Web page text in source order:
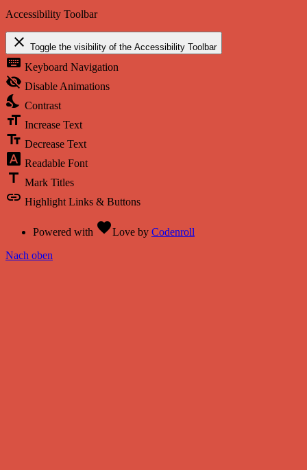
Accessibility Toolbar
close Toggle the visibility of the Accessibility Toolbar
keyboard Keyboard Navigation
visibility_off Disable Animations
nights_stay Contrast
format_size Increase Text
text_fields Decrease Text
font_download Readable Font
title Mark Titles
link Highlight Links & Buttons
Powered with favoriteLove by Codenroll
Nach oben